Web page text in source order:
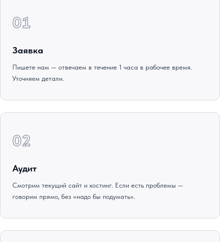
01
Заявка
Пишете нам — отвечаем в течение 1 часа в рабочее время.
Уточняем детали.
02
Аудит
Смотрим текущий сайт и хостинг. Если есть проблемы —
говорим прямо, без «надо бы подумать».